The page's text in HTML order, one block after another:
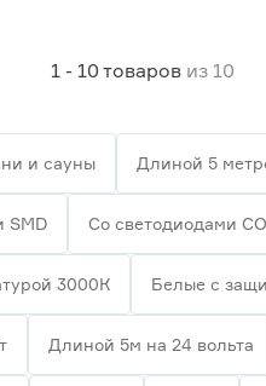
1 - 10 товаров из 10
и сауны Длиной 5
SMD Со светодиодами
3000К Белые с
Длиной 5м на 24 вольта